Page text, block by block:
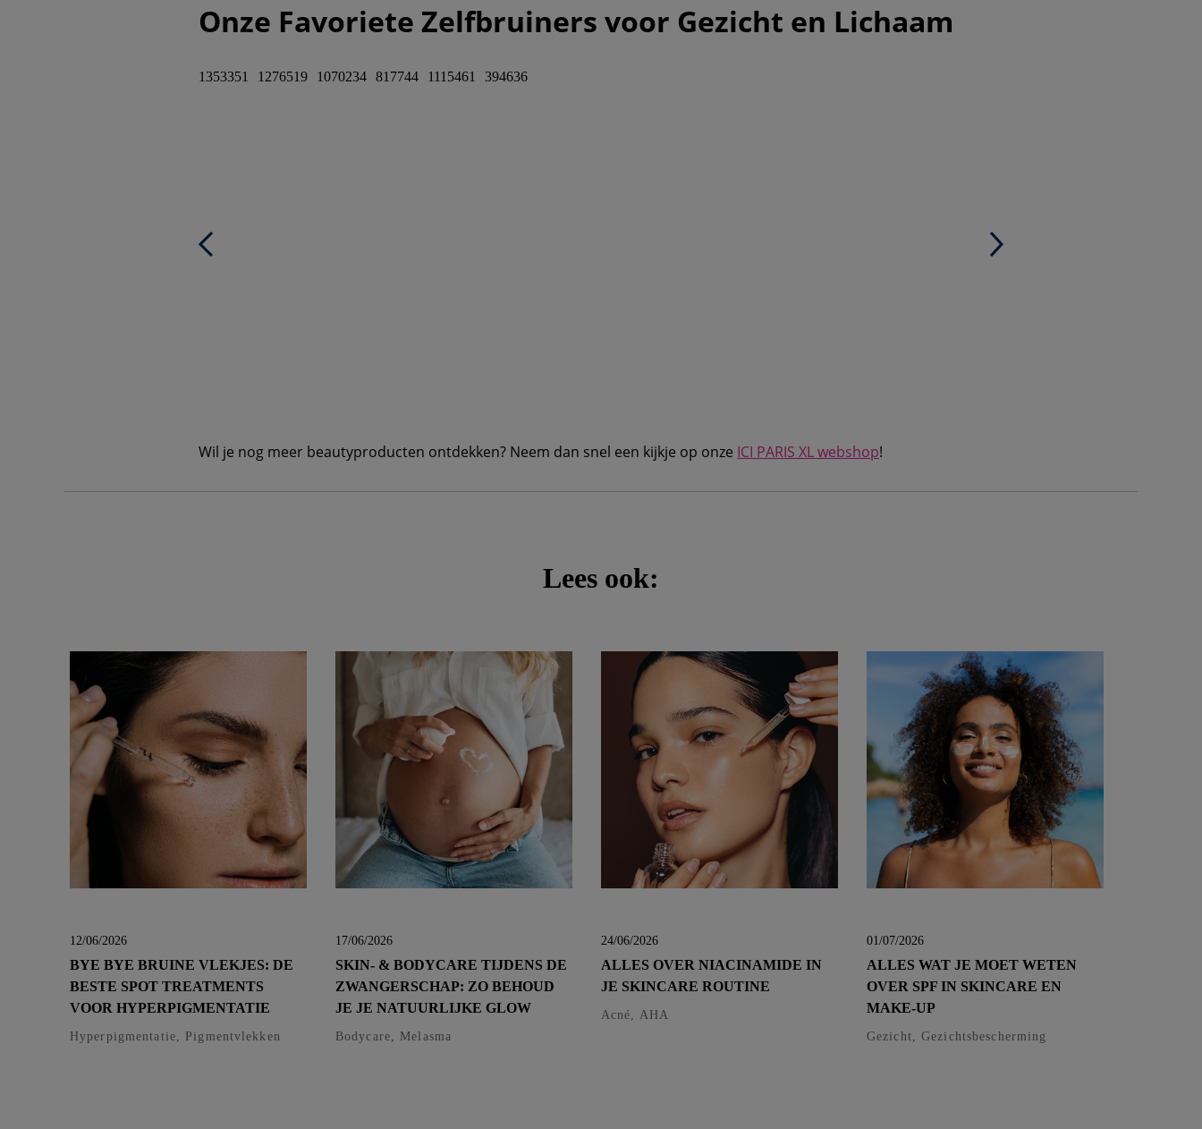
Onze Favoriete Zelfbruiners voor Gezicht en Lichaam
1353351 1276519 1070234 817744 1115461 394636
Wil je nog meer beautyproducten ontdekken? Neem dan snel een kijkje op onze ICI PARIS XL webshop!
Lees ook:
12/06/2026
BYE BYE BRUINE VLEKJES: DE
BESTE SPOT TREATMENTS
VOOR HYPERPIGMENTATIE
Hyperpigmentatie, Pigmentvlekken
17/06/2026
SKIN- & BODYCARE TIJDENS DE
ZWANGERSCHAP: ZO BEHOUD
JE JE NATUURLIJKE GLOW
Bodycare, Melasma
24/06/2026
ALLES OVER NIACINAMIDE IN
JE SKINCARE ROUTINE
Acné, AHA
01/07/2026
ALLES WAT JE MOET WETEN
OVER SPF IN SKINCARE EN
MAKE-UP
Gezicht, Gezichtsbescherming